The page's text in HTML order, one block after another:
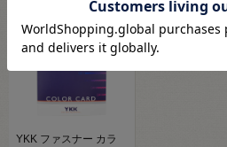
YKK ファスナー カラ